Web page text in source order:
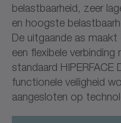
belastbaarheid, zeer
en hoogste
De uitgaande as maakt
een flexibele
standaard HIPERFACE
functionele veiligheid
aangesloten op